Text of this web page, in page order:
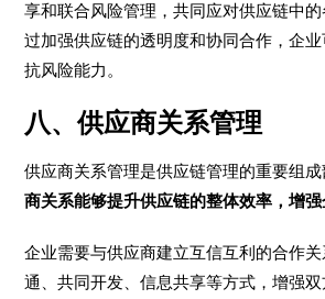
享和联合风险管理，共同应对供应链中
过加强供应链的透明度和协同合作，企
抗风险能力。
八、供应商关系管理
供应商关系管理是供应链管理的重要组成
商关系能够提升供应链的整体效率，增强
企业需要与供应商建立互信互利的合作
通、共同开发、信息共享等方式，增强